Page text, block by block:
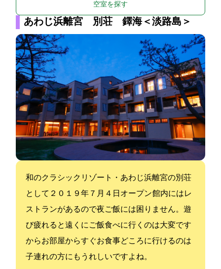
空室を探す
あわじ浜離宮 別荘 鐸海＜淡路島＞
和のクラシックリゾート・あわじ浜離宮の別荘
として２０１９年７月４日オープン 館内にはレ
ストランがあるので夜ご飯には困りません。遊
び疲れると遠くにご飯食べに行くのは大変です
からお部屋からすぐお食事どころに行けるのは
子連れの方にもうれしいですよね。